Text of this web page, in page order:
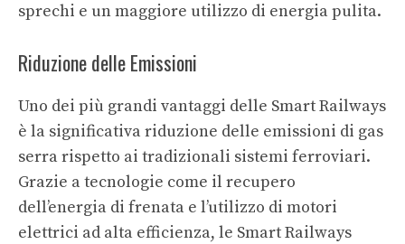
sprechi e un maggiore utilizzo di energia pulita.
Riduzione delle Emissioni
Uno dei più grandi vantaggi delle Smart Railways
è la significativa riduzione delle emissioni di gas
serra rispetto ai tradizionali sistemi ferroviari.
Grazie a tecnologie come il recupero
dell’energia di frenata e l’utilizzo di motori
elettrici ad alta efficienza, le Smart Railways